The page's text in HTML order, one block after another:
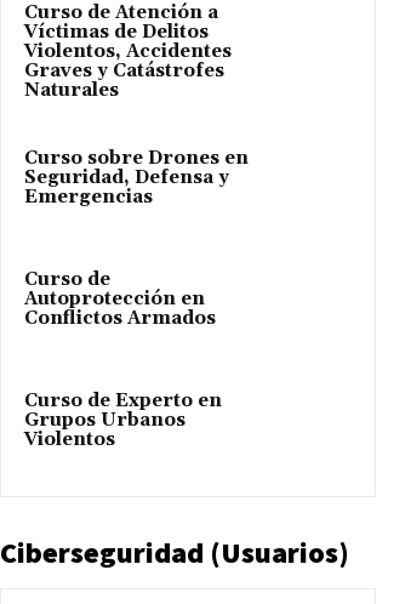
Curso de Atención a
Víctimas de Delitos
Violentos, Accidentes
Graves y Catástrofes
Naturales
Curso sobre Drones en
Seguridad, Defensa y
Emergencias
Curso de
Autoprotección en
Conflictos Armados
Curso de Experto en
Grupos Urbanos
Violentos
Ciberseguridad (Usuarios)